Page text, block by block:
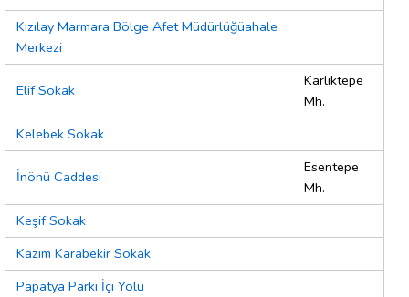
Kızılay Marmara Bölge Afet Müdürlüğüahale
Merkezi
Elif Sokak
Karlıktepe
Mh.
Kelebek Sokak
İnönü Caddesi
Esentepe
Mh.
Keşif Sokak
Kazım Karabekir Sokak
Papatya Parkı İçi Yolu